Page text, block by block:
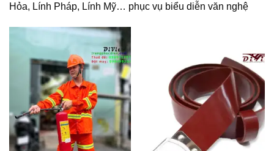
Hỏa, Lính Pháp, Lính Mỹ… phục vụ biểu diễn văn nghệ